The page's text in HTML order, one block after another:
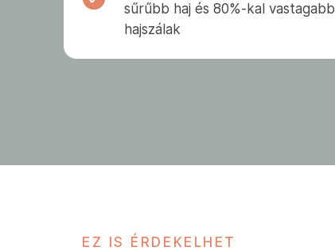
sűrűbb haj és 80%-kal vastagabb
hajszálak
EZ IS ÉRDEKELHET